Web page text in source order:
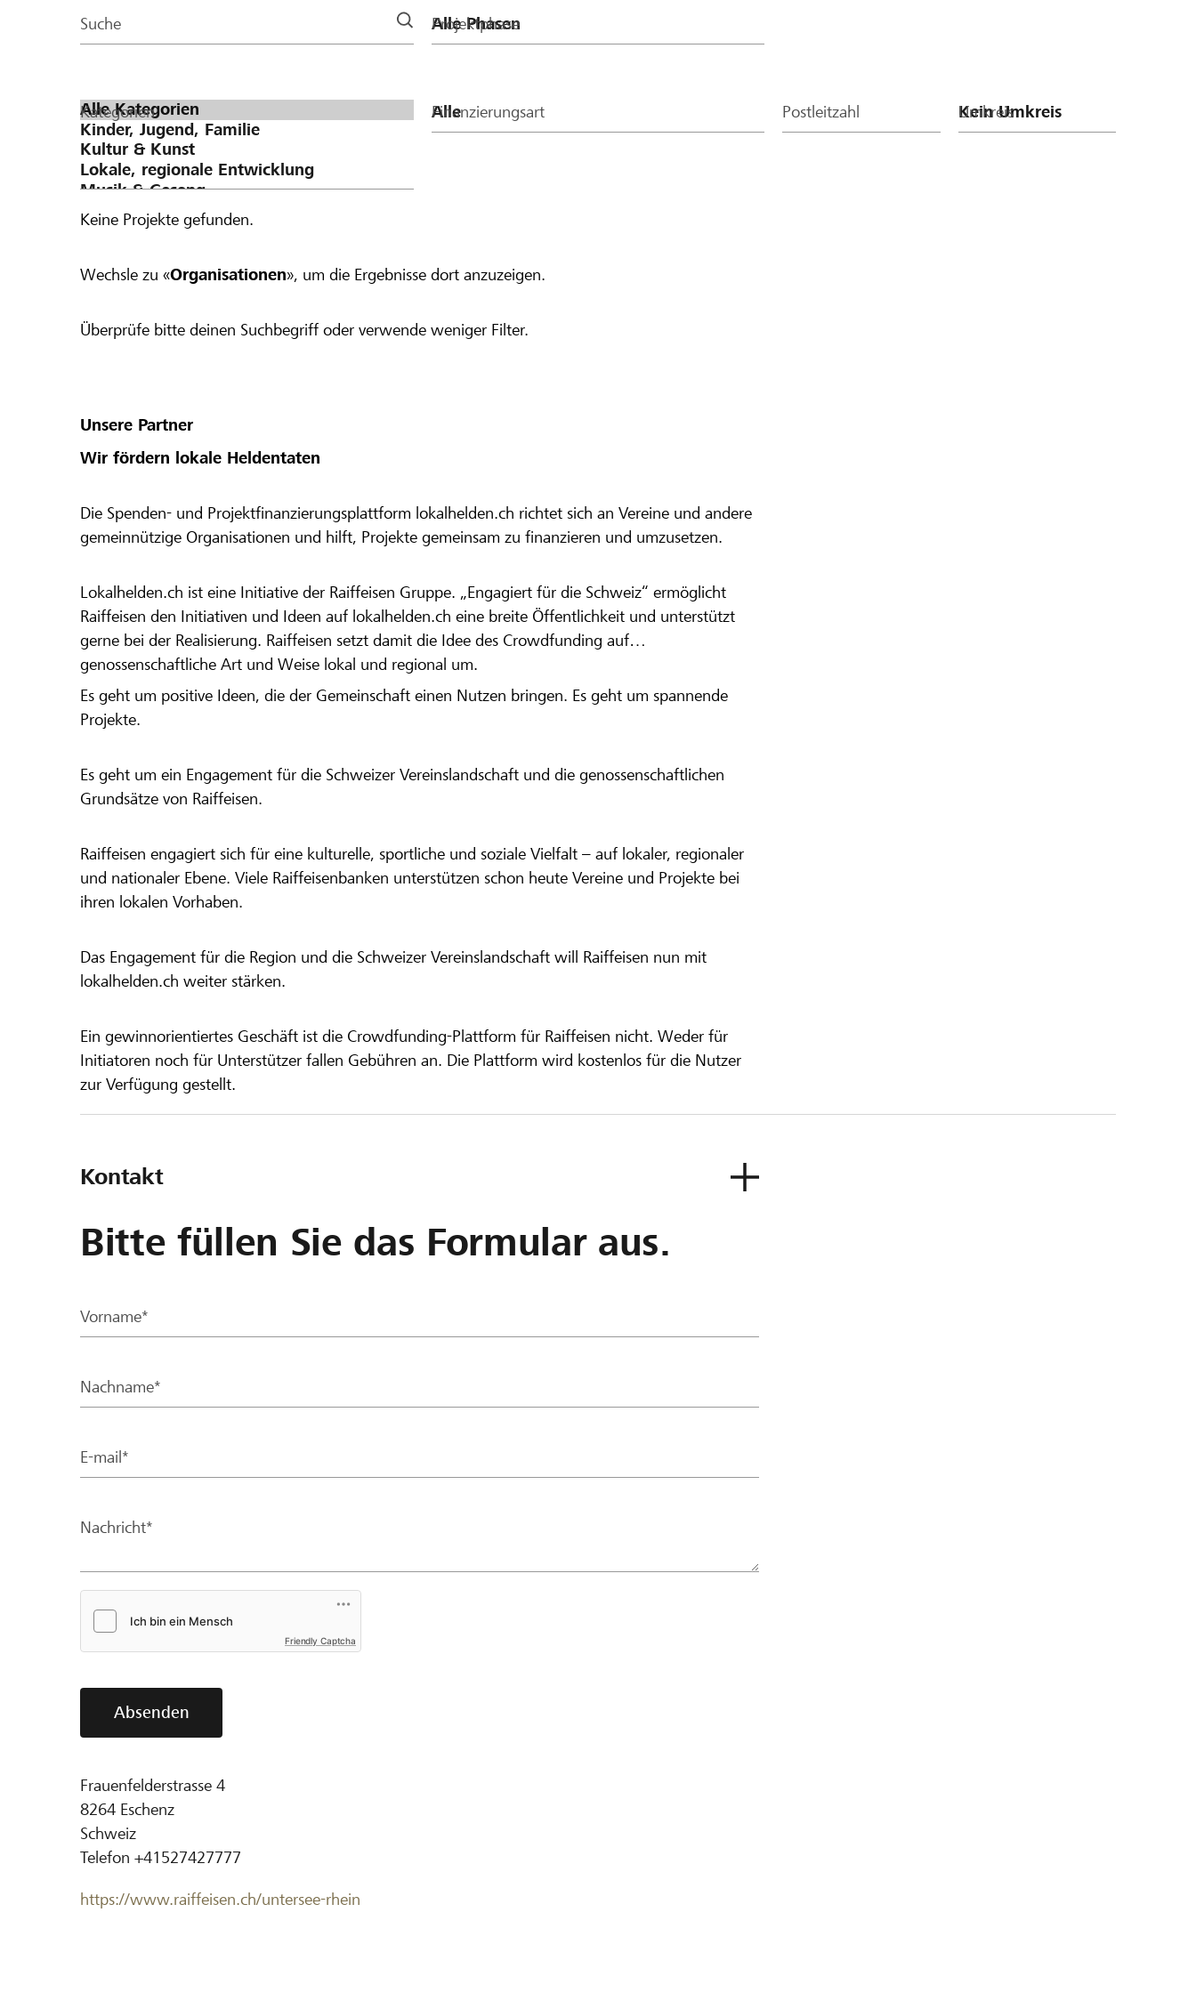
Suche Projektphase
Kategorien Finanzierungsart Postleitzahl Umkreis
Keine Projekte gefunden.
Wechsle zu «Organisationen», um die Ergebnisse dort anzuzeigen.
Überprüfe bitte deinen Suchbegriff oder verwende weniger Filter.
Unsere Partner
Wir fördern lokale Heldentaten
Die Spenden- und Projektfinanzierungsplattform lokalhelden.ch richtet sich an Vereine und andere
gemeinnützige Organisationen und hilft, Projekte gemeinsam zu finanzieren und umzusetzen.
Lokalhelden.ch ist eine Initiative der Raiffeisen Gruppe. „Engagiert für die Schweiz“ ermöglicht
Raiffeisen den Initiativen und Ideen auf lokalhelden.ch eine breite Öffentlichkeit und unterstützt
gerne bei der Realisierung. Raiffeisen setzt damit die Idee des Crowdfunding auf
genossenschaftliche Art und Weise lokal und regional um.
Es geht um positive Ideen, die der Gemeinschaft einen Nutzen bringen. Es geht um spannende
Projekte.
Es geht um ein Engagement für die Schweizer Vereinslandschaft und die genossenschaftlichen
Grundsätze von Raiffeisen.
Raiffeisen engagiert sich für eine kulturelle, sportliche und soziale Vielfalt – auf lokaler, regionaler
und nationaler Ebene. Viele Raiffeisenbanken unterstützen schon heute Vereine und Projekte bei
ihren lokalen Vorhaben.
Das Engagement für die Region und die Schweizer Vereinslandschaft will Raiffeisen nun mit
lokalhelden.ch weiter stärken.
Ein gewinnorientiertes Geschäft ist die Crowdfunding-Plattform für Raiffeisen nicht. Weder für
Initiatoren noch für Unterstützer fallen Gebühren an. Die Plattform wird kostenlos für die Nutzer
zur Verfügung gestellt.
Kontakt
Bitte füllen Sie das Formular aus.
Vorname*
Nachname*
E-mail*
Nachricht*
Friendly Captcha
Absenden
Frauenfelderstrasse 4
8264 Eschenz
Schweiz
Telefon +41527427777
https://www.raiffeisen.ch/untersee-rhein